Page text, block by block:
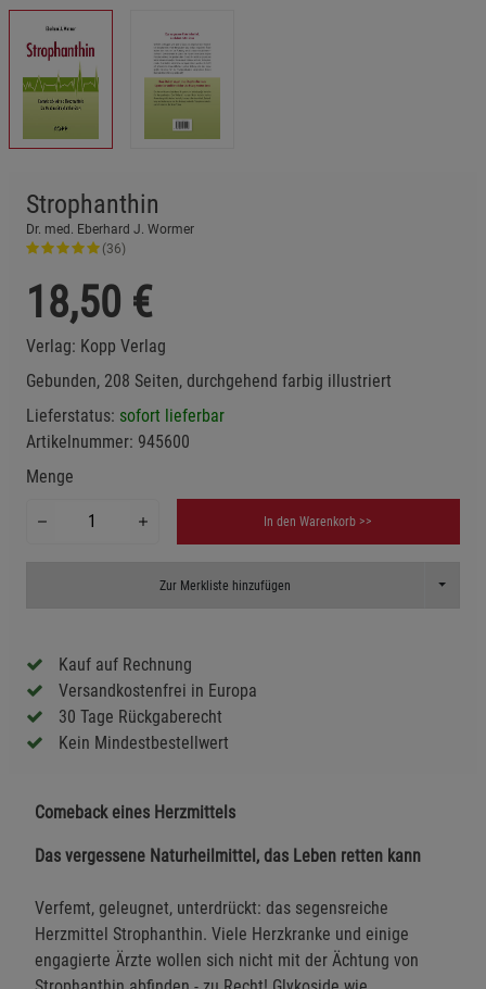
Strophanthin
Dr. med. Eberhard J. Wormer
(36)
18,50 €
Verlag: Kopp Verlag
Gebunden, 208 Seiten, durchgehend farbig illustriert
Lieferstatus: sofort lieferbar
Artikelnummer: 945600
Menge
In den Warenkorb >>
Zur Merkliste hinzufügen Toggle
Kauf auf Rechnung
Versandkostenfrei in Europa
30 Tage Rückgaberecht
Kein Mindestbestellwert
Comeback eines Herzmittels
Das vergessene Naturheilmittel, das Leben retten kann
Verfemt, geleugnet, unterdrückt: das segensreiche
Herzmittel Strophanthin. Viele Herzkranke und einige
engagierte Ärzte wollen sich nicht mit der Ächtung von